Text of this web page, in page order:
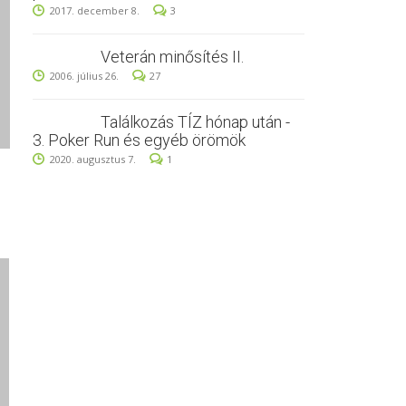
2017. december 8. 3
Veterán minősítés II.
2006. július 26. 27
Találkozás TÍZ hónap után -
3. Poker Run és egyéb örömök
2020. augusztus 7. 1